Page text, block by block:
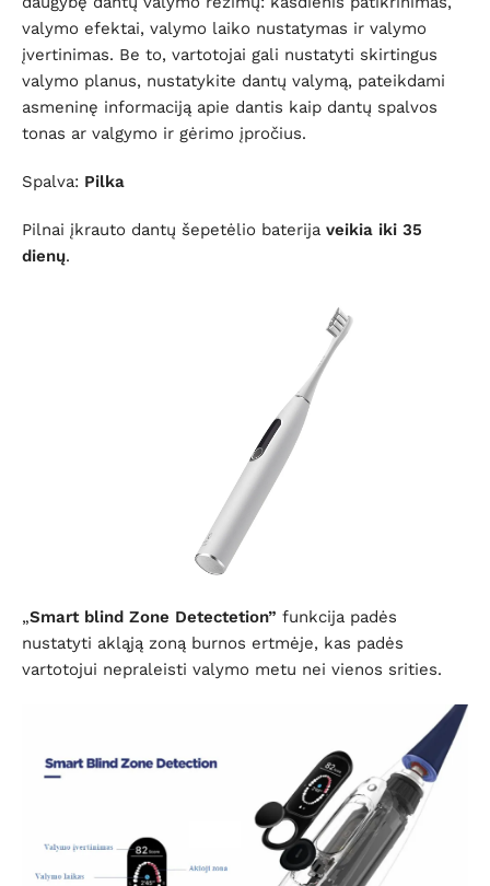
valymo efektai, valymo laiko nustatymas ir valymo
įvertinimas. Be to, vartotojai gali nustatyti skirtingus
valymo planus, nustatykite dantų valymą, pateikdami
asmeninę informaciją apie dantis kaip dantų spalvos
tonas ar valgymo ir gėrimo įpročius.
Spalva: Pilka
Pilnai įkrauto dantų šepetėlio baterija veikia iki 35
dienų.
„Smart blind Zone Detectetion” funkcija padės
nustatyti akląją zoną burnos ertmėje, kas padės
vartotojui nepraleisti valymo metu nei vienos srities.